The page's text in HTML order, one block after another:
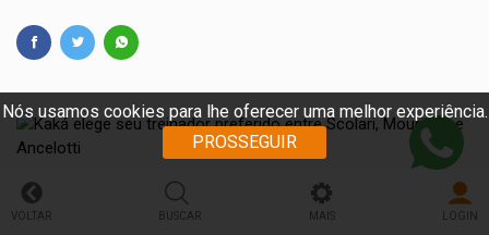
Nós usamos cookies para lhe oferecer uma melhor experiência.
PROSSEGUIR
VOLTAR BUSCAR MAIS LOGIN